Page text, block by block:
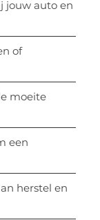
jouw auto en
of
moeite
een
herstel en